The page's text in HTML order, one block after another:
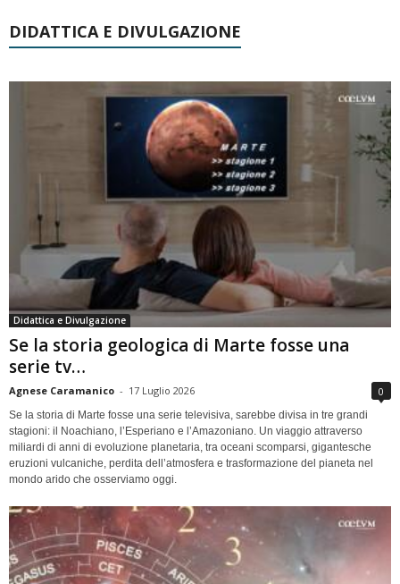
DIDATTICA E DIVULGAZIONE
Didattica e Divulgazione
Se la storia geologica di Marte fosse una
serie tv…
Agnese Caramanico - 17 Luglio 2026 0
Se la storia di Marte fosse una serie televisiva, sarebbe divisa in tre grandi
stagioni: il Noachiano, l’Esperiano e l’Amazoniano. Un viaggio attraverso
miliardi di anni di evoluzione planetaria, tra oceani scomparsi, gigantesche
eruzioni vulcaniche, perdita dell’atmosfera e trasformazione del pianeta nel
mondo arido che osserviamo oggi.